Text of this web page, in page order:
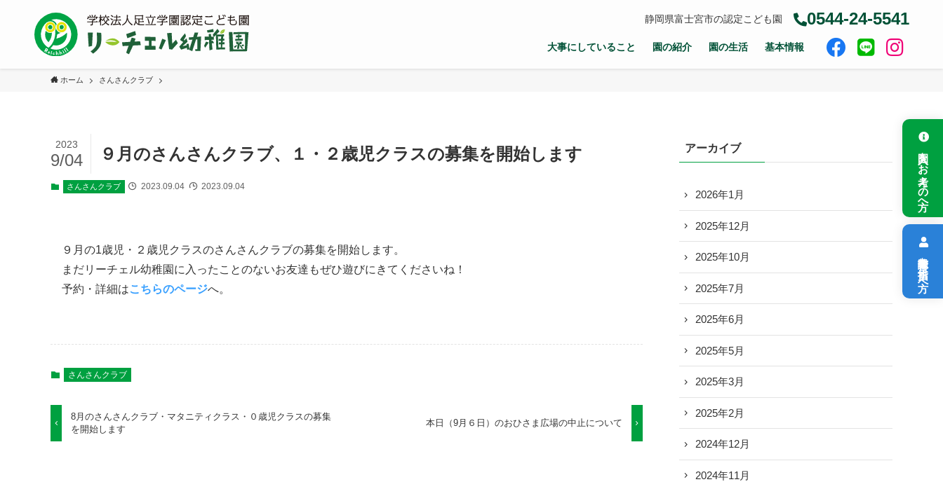
大事にしていること 園の紹介 園の生活 基本情報
静岡県富士宮市の認定こども園 0544-24-5541
ホーム さんさんクラブ
９月のさんさんクラブ、１・２歳児クラスの募集を開始します
2023
9/04
さんさんクラブ 2023.09.04 2023.09.04
９月の1歳児・２歳児クラスのさんさんクラブの募集を開始します。
まだリーチェル幼稚園に入ったことのないお友達もぜひ遊びにきてくださいね！
予約・詳細はこちらのページへ。
さんさんクラブ
8月のさんさんクラブ・マタニティクラス・０歳児クラスの募集
を開始します
本日（9月６日）のおひさま広場の中止について
アーカイブ
2026年1月
2025年12月
2025年10月
2025年7月
2025年6月
2025年5月
2025年3月
2025年2月
2024年12月
2024年11月
入園をお考えの方へ
保育教諭を目指す方へ